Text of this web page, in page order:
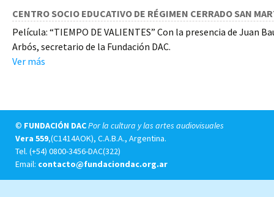
CENTRO SOCIO EDUCATIVO DE RÉGIMEN CERRADO SAN
Película: “TIEMPO DE VALIENTES” Con la presencia de Juan
Arbós, secretario de la Fundación DAC.
Ver más
© FUNDACIÓN DACPor la cultura y las artes audiovisuales
Vera 559,(C1414AOK), C.A.B.A., Argentina.
Tel. (+54) 0800-3456-DAC(322)
Email: contacto@fundaciondac.org.ar